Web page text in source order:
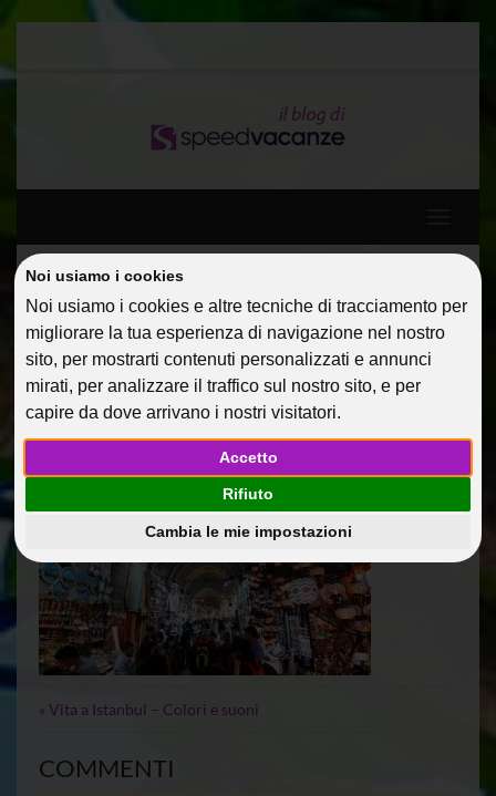
Noi usiamo i cookies
Noi usiamo i cookies e altre tecniche di tracciamento per
migliorare la tua esperienza di navigazione nel nostro
sito, per mostrarti contenuti personalizzati e annunci
mirati, per analizzare il traffico sul nostro sito, e per
capire da dove arrivano i nostri visitatori.
Accetto
Rifiuto
Cambia le mie impostazioni
ISTANBUL-GRAN-BAZAR-1
15 Nov 2016 @dmin
Twitter
« Vita a Istanbul – Colori e suoni
COMMENTI